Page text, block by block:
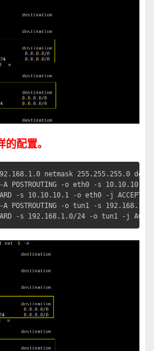
的配置。
netmask 255.255.255.0 dev
-o eth0 -s 10.10.10.1 -j
-s 10.10.10.1 -o eth0 -j ACCEPT
-o tun1 -s 192.168.1.0/
-s 192.168.1.0/24 -o tun1 -j